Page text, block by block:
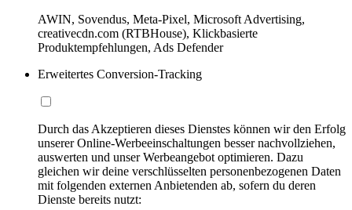
AWIN, Sovendus, Meta-Pixel, Microsoft Advertising,
creativecdn.com (RTBHouse), Klickbasierte
Produktempfehlungen, Ads Defender
Erweitertes Conversion-Tracking
Durch das Akzeptieren dieses Dienstes können wir den Erfolg
unserer Online-Werbeeinschaltungen besser nachvollziehen,
auswerten und unser Werbeangebot optimieren. Dazu
gleichen wir deine verschlüsselten personenbezogenen Daten
mit folgenden externen Anbietenden ab, sofern du deren
Dienste bereits nutzt: